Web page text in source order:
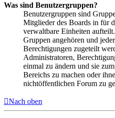
Was sind Benutzergruppen?
Benutzergruppen sind
Mitglieder des Boards in für
verwaltbare Einheiten
Gruppen angehören und
Berechtigungen zugeteilt
Administratoren,
einmal zu ändern und sie
Bereichs zu machen oder
nichtöffentlichen Forum zu
Nach oben